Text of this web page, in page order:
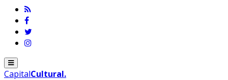
Menu
CapitalCultural.